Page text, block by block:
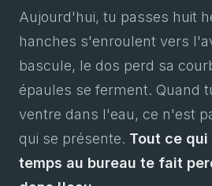
Aujourd'hui, tu passes huit
hanches s'enroulent vers
bascule, le dos perd sa
épaules se ferment. Quand
ventre dans l'eau, ce n'est
qui se présente. Tout ce
temps au bureau te fait